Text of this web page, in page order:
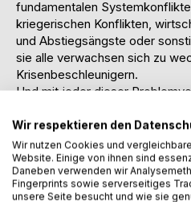
fundamentalen
kriegerischen Konflikten,
und Abstiegsängste oder
sie alle verwachsen sich zu
Krisenbeschleunigern.
Und mit jeder dieser
die
politischen Einrichtungen. Was
heranwächst, ist eine
Hier setzen die Autoren dieses
kühnen, einem visionären
gedanklichen Grenzziehungen
Wir respektieren den
Wir nutzen Cookies und
Website. Einige von ihnen sind
Daneben verwenden wir
Fingerprints sowie serverseitiges
unsere Seite besucht und wie sie